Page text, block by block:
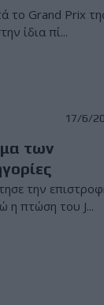
το Grand Prix
ίδια πί...
17/6/
των
την
η πτώση του J...